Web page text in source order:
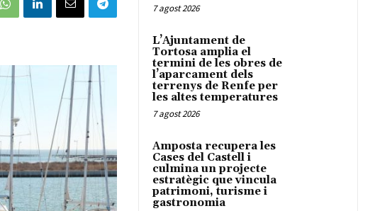
7 agost 2026
L’Ajuntament de
Tortosa amplia el
termini de les obres de
l’aparcament dels
terrenys de Renfe per
les altes temperatures
7 agost 2026
Amposta recupera les
Cases del Castell i
culmina un projecte
estratègic que vincula
patrimoni, turisme i
gastronomia